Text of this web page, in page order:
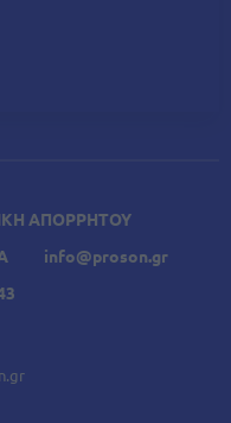
ΑΠΟΡΡΗΤΟΥ
info@proson.gr